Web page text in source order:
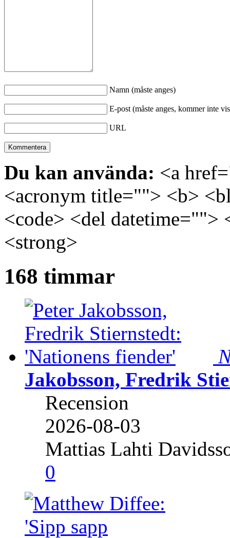
Namn (måste anges)
E-post (måste anges, kommer inte
URL
Du kan använda: <a
<acronym title=""> <b>
<code> <del
<strong>
168 timmar
Jakobsson, Fredrik
Recension
2026-08-03
Mattias Lahti
0